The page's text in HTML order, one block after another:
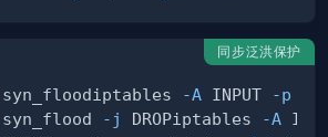
同步泛洪保护
syn_floodiptables -A INPUT -p
syn_flood -j DROPiptables -A